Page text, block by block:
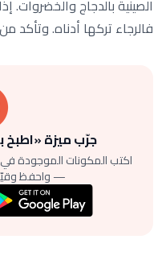
الصينية بالدجاج والخضروات.
فالرجاء تركها أدناه. وتأكد
جرّب ميزة «اطبخ
اكتب المكونات الموجودة
— واحفظ